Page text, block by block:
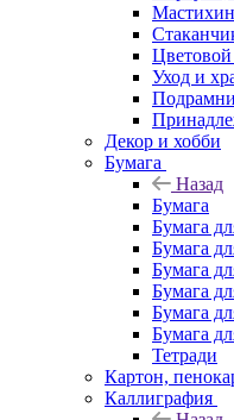
Уход и
Декор и хобби
Бумага
Назад
Бумага
Бумага
Бумага
Бумага
Бумага
Бумага
Бумага
Тетради
Картон,
Каллиграфия